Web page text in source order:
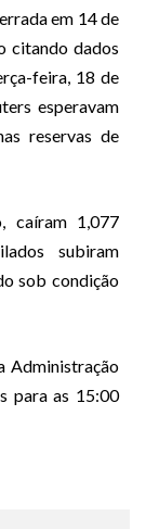
em 14 de
citando dados
feira, 18 de
esperavam
reservas de
caíram 1,077
subiram
sob condição
Administração
para as 15:00